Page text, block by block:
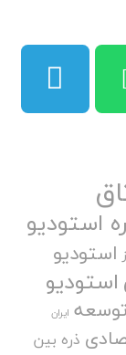
استودیو
استودیو
استودیو
توسعه ایران
ذره بین